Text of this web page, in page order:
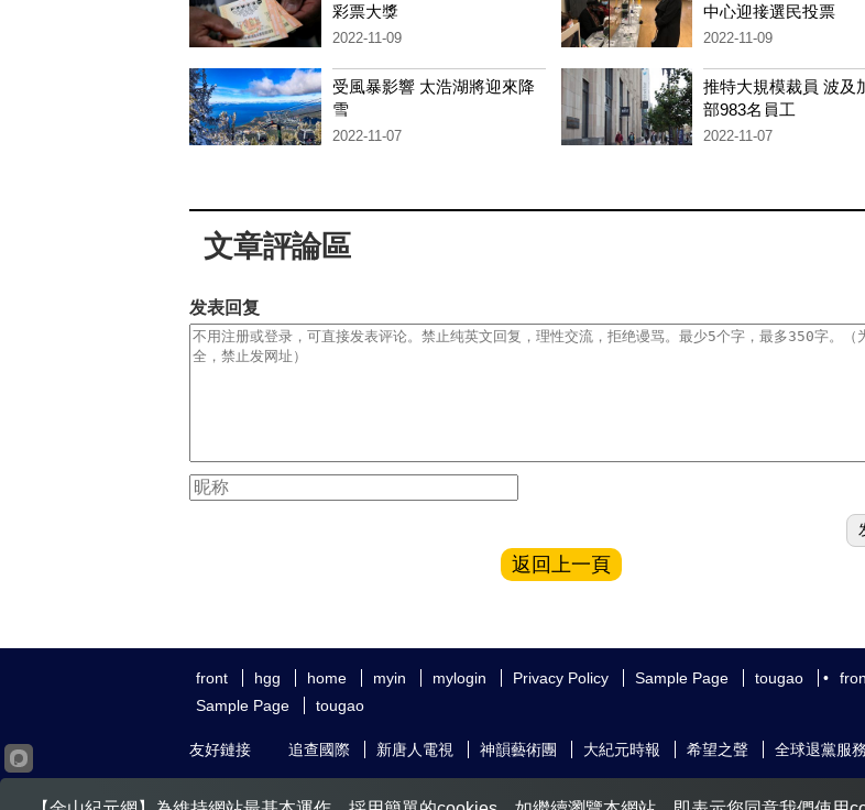
彩票大獎
2022-11-09
中心迎接選民投票
2022-11-09
受風暴影響 太浩湖將迎來降
雪
2022-11-07
推特大規模裁員 波及
部983名員工
2022-11-07
文章評論區
发表回复
返回上一頁
front hgg home myin mylogin Privacy Policy Sample Page tougao •
Sample Page
tougao
友好鏈接 追查國際 新唐人電視 神韻藝術團 大紀元時報 希望之聲 全球退黨服